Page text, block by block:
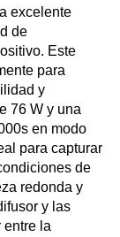
excelente
de
Este
para
y
76 W y una
en modo
para capturar
de
redonda y
y las
entre la